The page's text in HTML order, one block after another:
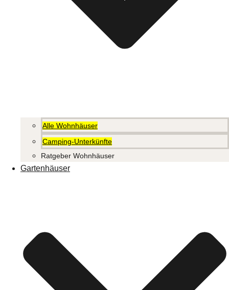
Alle Wohnhäuser
Camping-Unterkünfte
Ratgeber Wohnhäuser
Gartenhäuser